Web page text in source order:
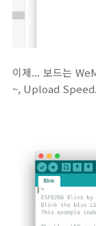
이제... 보드는
~, Upload Speed